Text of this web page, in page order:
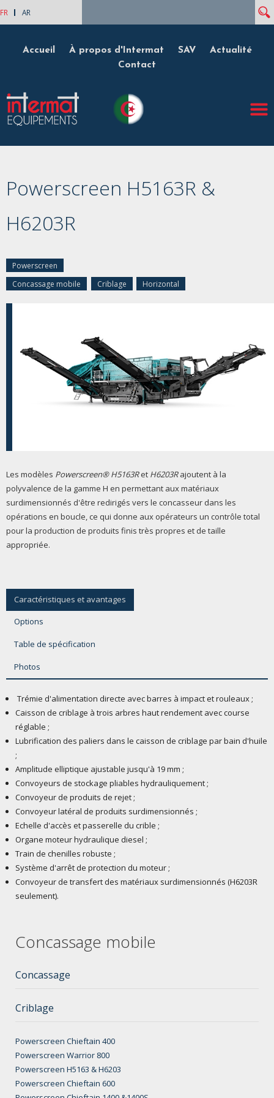
FR AR
Accueil À propos d'Intermat SAV
Actualité
Contact
Powerscreen H5163R &
H6203R
Powerscreen
Concassage mobile
Criblage Horizontal
Les modèles Powerscreen® H5163Ret H6203Rajoutent à la
polyvalence de la gamme H en permettant aux matériaux
surdimensionnés d'être redirigés vers le concasseur dans les
opérations en boucle, ce qui donne aux opérateurs un contrôle total
pour la production de produits finis très propres et de taille
appropriée.
Caractéristiques et avantages
Options
Table de spécification
Photos
Trémie d'alimentation directe avec barres à impact et rouleaux ;
Caisson de criblage à trois arbres haut rendement avec course
réglable ;
Lubrification des paliers dans le caisson de criblage par bain d'huile
;
Amplitude elliptique ajustable jusqu'à 19 mm ;
Convoyeurs de stockage pliables hydrauliquement ;
Convoyeur de produits de rejet ;
Convoyeur latéral de produits surdimensionnés ;
Echelle d'accès et passerelle du crible ;
Organe moteur hydraulique diesel ;
Train de chenilles robuste ;
Système d'arrêt de protection du moteur ;
Convoyeur de transfert des matériaux surdimensionnés (H6203R
seulement).
Concassage mobile
Concassage
Criblage
Powerscreen Chieftain 400
Powerscreen Warrior 800
Powerscreen H5163 & H6203
Powerscreen Chieftain 600